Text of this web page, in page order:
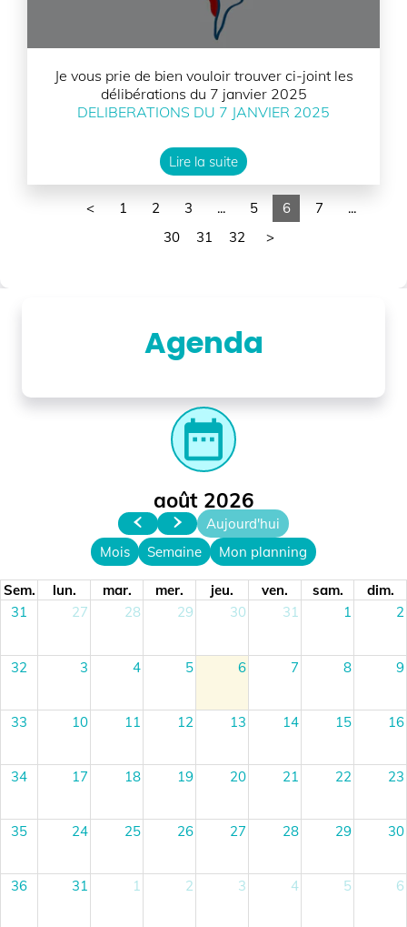
Je vous prie de bien vouloir trouver ci-joint les
délibérations du 7 janvier 2025
DELIBERATIONS DU 7 JANVIER 2025
Lire la suite
< 1 2 3 ... 5 6 7
...
30
31 32 >
Agenda
date_range
Aujourd'hui
Mois
Semaine Mon planning
août 2026
Sem. lun. mar. mer. jeu. ven. sam.
dim.
31
27 28 29 30 31 1 2
32 3 4 5 6 7 8 9
33 10 11 12 13 14 15 16
34 17 18 19 20 21 22 23
35 24 25 26 27 28 29 30
36 31 1 2 3 4 5 6